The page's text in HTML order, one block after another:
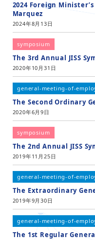
2024 Foreign
Marquez
2024年8月13日
symposium
The 3rd Annual JISS
2020年10月31日
general-meeting-of-
The Second Ordinary
2020年6月9日
symposium
The 2nd Annual JISS
2019年11月25日
general-meeting-of-
The Extraordinary
2019年9月30日
general-meeting-of-
The 1st Regular